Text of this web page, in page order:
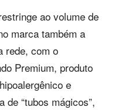
ao volume de
marca também a
rede, com o
Premium, produto
e
de “tubos mágicos”,